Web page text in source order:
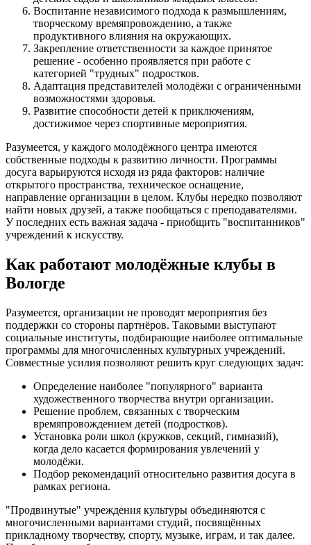
Воспитание независимого подхода к размышлениям,
творческому времяпровождению, а также
продуктивного влияния на окружающих.
Закрепление ответственности за каждое принятое
решение - особенно проявляется при работе с
категорией "трудных" подростков.
Адаптация представителей молодёжи с ограниченными
возможностями здоровья.
Развитие способности детей к приключениям,
достижимое через спортивные мероприятия.
Разумеется, у каждого молодёжного центра имеются
собственные подходы к развитию личности. Программы
досуга варьируются исходя из ряда факторов: наличие
открытого пространства, техническое оснащение,
направление организации в целом. Клубы нередко позволяют
найти новых друзей, а также пообщаться с преподавателями.
У последних есть важная задача - приобщить "воспитанников"
учреждений к искусству.
Как работают молодёжные клубы в
Вологде
Разумеется, организации не проводят мероприятия без
поддержки со стороны партнёров. Таковыми выступают
социальные институты, подбирающие наиболее оптимальные
программы для многочисленных культурных учреждений.
Совместные усилия позволяют решить круг следующих задач:
Определение наиболее "популярного" варианта
художественного творчества внутри организации.
Решение проблем, связанных с творческим
времяпровождением детей (подростков).
Установка роли школ (кружков, секций, гимназий),
когда дело касается формирования увлечений у
молодёжи.
Подбор рекомендаций относительно развития досуга в
рамках региона.
"Продвинутые" учреждения культуры объединяются с
многочисленными вариантами студий, посвящённых
прикладному творчеству, спорту, музыке, играм, и так далее.